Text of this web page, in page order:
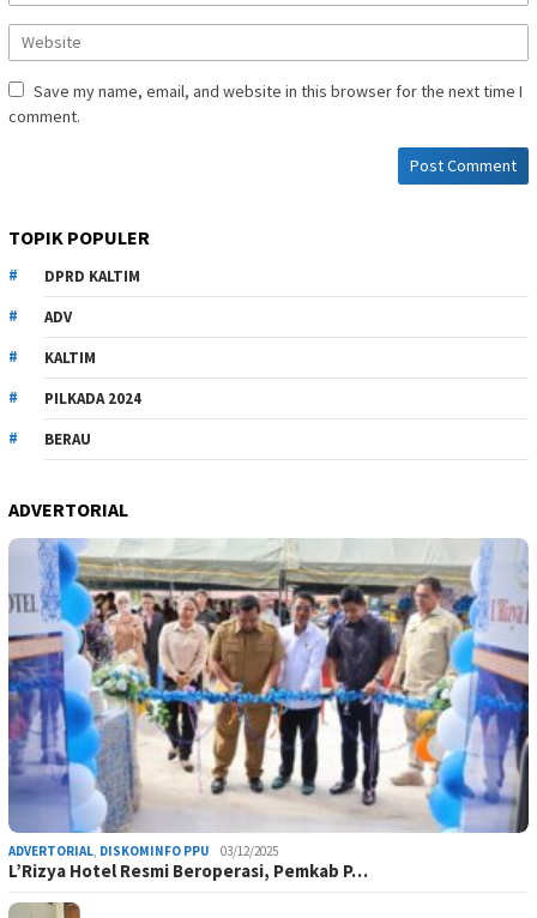
Save my name, email, and website in this browser for the next time I
comment.
TOPIK POPULER
DPRD KALTIM
ADV
KALTIM
PILKADA 2024
BERAU
ADVERTORIAL
ADVERTORIAL, DISKOMINFO PPU 03/12/2025
L’Rizya Hotel Resmi Beroperasi, Pemkab P…